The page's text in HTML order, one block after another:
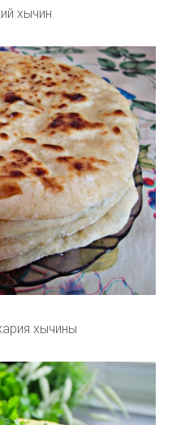
хычин
хычины